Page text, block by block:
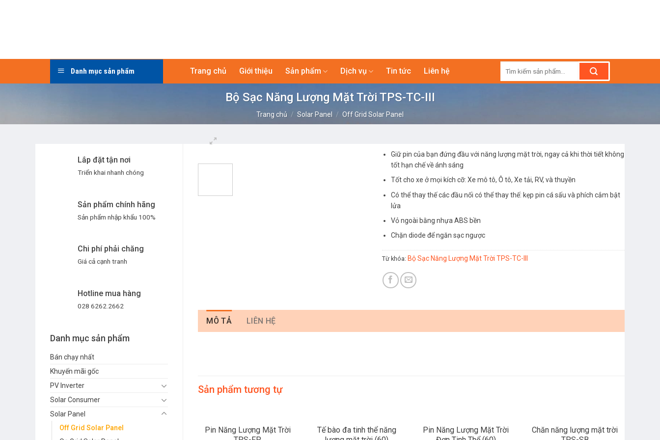
Danh mục sản phẩm Trang chủ Giới thiệu Sản phẩm Dịch vụ Tin tức Liên hệ
kiếm:
Bộ Sạc Năng Lượng Mặt Trời TPS-TC-III
Trang chủ / Solar Panel / Off Grid Solar Panel
Lắp đặt tận nơi
Triển khai nhanh chóng
Sản phẩm chính hãng
Sản phẩm nhập khẩu 100%
Chi phí phải chăng
Giá cả cạnh tranh
Hotline mua hàng
028 6262.2662
Danh mục sản phẩm
Bán chạy nhất
Khuyến mãi gốc
PV Inverter
Solar Consumer
Solar Panel
Off Grid Solar Panel
Giữ pin của bạn đứng đầu với năng lượng mặt trời, ngay cả khi thời tiết không
tốt hạn chế về ánh sáng
Tốt cho xe ở mọi kích cỡ: Xe mô tô, Ô tô, Xe tải, RV, và thuyền
Có thể thay thế các đầu nối có thể thay thế: kẹp pin cá sấu và phích cắm bật
lửa
Vỏ ngoài bằng nhựa ABS bền
Chặn diode để ngăn sạc ngược
Từ khóa: Bộ Sạc Năng Lượng Mặt Trời TPS-TC-III
MÔ TẢ LIÊN HỆ
Sản phẩm tương tự
Pin Năng Lượng Mặt Trời
Tế bào đa tinh thể năng
Pin Năng Lượng Mặt Trời
Chăn năng lượng mặt trời